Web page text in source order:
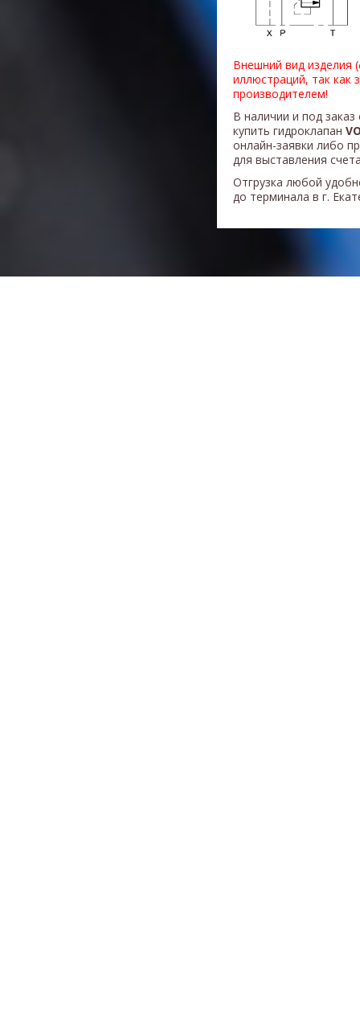
Внешний вид изделия
иллюстраций, так как
производителем!
В наличии и под
купить гидроклапан
онлайн-заявки либо
для выставления
Отгрузка любой
до терминала в г.